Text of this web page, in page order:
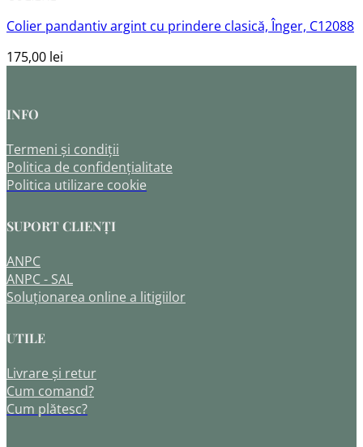
Colier pandantiv argint cu prindere clasică, Înger, C12088
175,00 lei
INFO
Termeni și condiții
Politica de confidențialitate
Politica utilizare cookie
SUPORT CLIENȚI
ANPC
ANPC - SAL
Soluționarea online a litigiilor
UTILE
Livrare și retur
Cum comand?
Cum plătesc?